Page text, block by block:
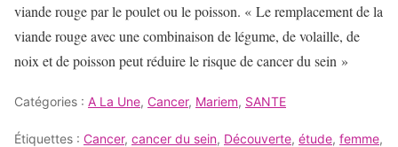
viande rouge par le poulet ou le poisson. « Le remplacement de la
viande rouge avec une combinaison de légume, de volaille, de
noix et de poisson peut réduire le risque de cancer du sein »
Catégories : A La Une, Cancer, Mariem, SANTE
Étiquettes : Cancer, cancer du sein, Découverte, étude, femme,